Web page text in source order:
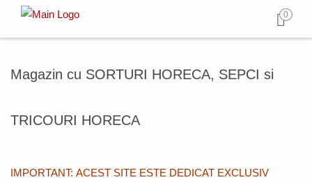
0
Magazin cu SORTURI HORECA, SEPCI si
TRICOURI HORECA
IMPORTANT: ACEST SITE ESTE DEDICAT EXCLUSIV